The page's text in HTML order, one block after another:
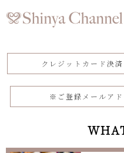
クレジットカード決
※ご登録メールア